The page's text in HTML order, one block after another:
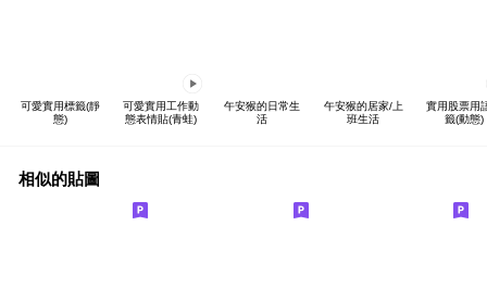
可愛實用標籤(靜
態)
可愛實用工作動
態表情貼(青蛙)
午安猴的日常生
活
午安猴的居家/上
班生活
實用股票用
籤(動態)
相似的貼圖